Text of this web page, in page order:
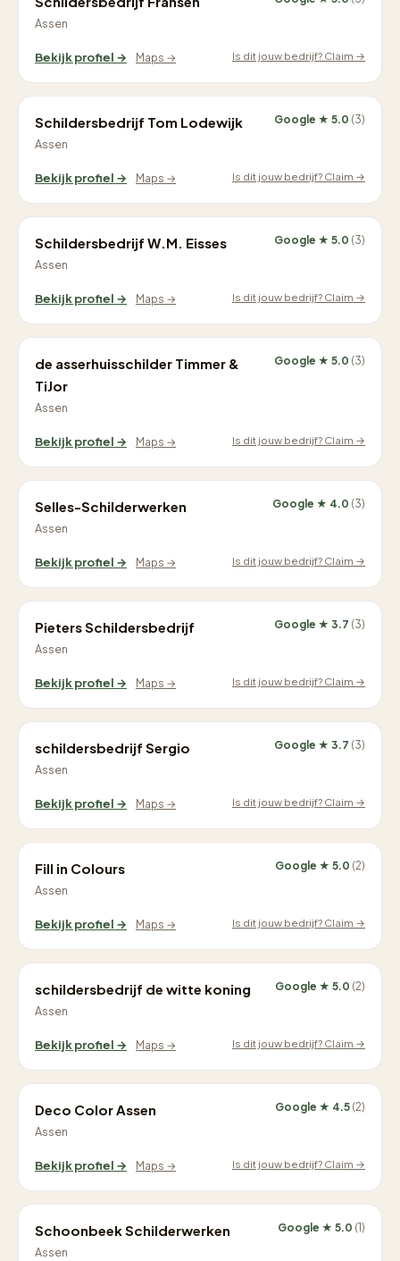
Assen
Bekijk profiel → Maps → Is dit jouw bedrijf? Claim →
Schildersbedrijf Tom Lodewijk
Assen
Google ★ 5.0 (3)
Bekijk profiel → Maps → Is dit jouw bedrijf? Claim →
Schildersbedrijf W.M. Eisses
Assen
Google ★ 5.0 (3)
Bekijk profiel → Maps → Is dit jouw bedrijf? Claim →
de asserhuisschilder Timmer &
TiJor
Assen
Google ★ 5.0 (3)
Bekijk profiel → Maps → Is dit jouw bedrijf? Claim →
Selles-Schilderwerken
Assen
Google ★ 4.0 (3)
Bekijk profiel → Maps → Is dit jouw bedrijf? Claim →
Pieters Schildersbedrijf
Assen
Google ★ 3.7 (3)
Bekijk profiel → Maps → Is dit jouw bedrijf? Claim →
schildersbedrijf Sergio
Assen
Google ★ 3.7 (3)
Bekijk profiel → Maps → Is dit jouw bedrijf? Claim →
Fill in Colours
Assen
Google ★ 5.0 (2)
Bekijk profiel → Maps → Is dit jouw bedrijf? Claim →
schildersbedrijf de witte koning
Assen
Google ★ 5.0 (2)
Bekijk profiel → Maps → Is dit jouw bedrijf? Claim →
Deco Color Assen
Assen
Google ★ 4.5 (2)
Bekijk profiel → Maps → Is dit jouw bedrijf? Claim →
Schoonbeek Schilderwerken
Assen
Google ★ 5.0 (1)